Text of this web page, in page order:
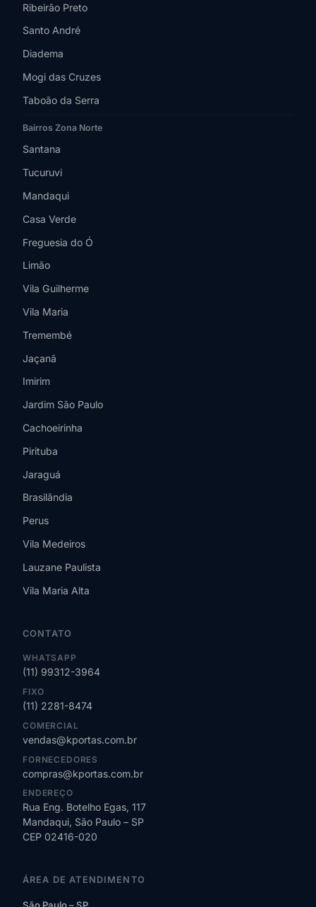
Ribeirão Preto
Santo André
Diadema
Mogi das Cruzes
Taboão da Serra
Bairros Zona Norte
Santana
Tucuruvi
Mandaqui
Casa Verde
Freguesia do Ó
Limão
Vila Guilherme
Vila Maria
Tremembé
Jaçanã
Imirim
Jardim São Paulo
Cachoeirinha
Pirituba
Jaraguá
Brasilândia
Perus
Vila Medeiros
Lauzane Paulista
Vila Maria Alta
CONTATO
WHATSAPP
(11) 99312-3964
FIXO
(11) 2281-8474
COMERCIAL
vendas@kportas.com.br
FORNECEDORES
compras@kportas.com.br
ENDEREÇO
Rua Eng. Botelho Egas, 117
Mandaqui, São Paulo – SP
CEP 02416-020
ÁREA DE ATENDIMENTO